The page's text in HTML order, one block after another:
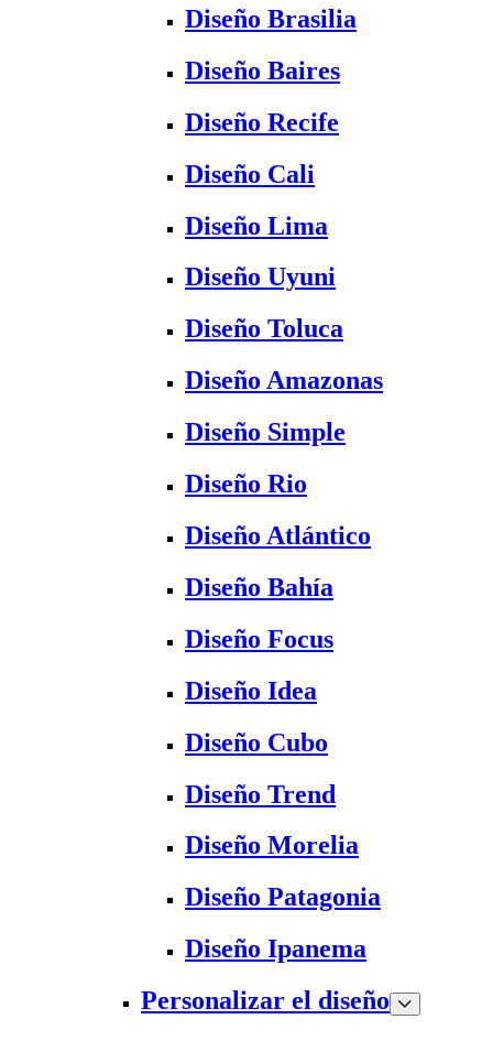
Diseño Brasilia
Diseño Baires
Diseño Recife
Diseño Cali
Diseño Lima
Diseño Uyuni
Diseño Toluca
Diseño Amazonas
Diseño Simple
Diseño Rio
Diseño Atlántico
Diseño Bahía
Diseño Focus
Diseño Idea
Diseño Cubo
Diseño Trend
Diseño Morelia
Diseño Patagonia
Diseño Ipanema
Personalizar el diseño